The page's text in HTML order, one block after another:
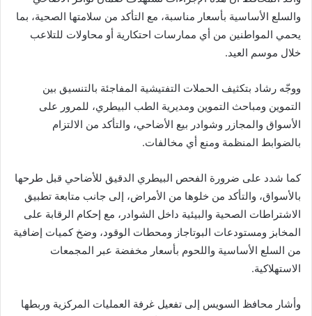
والسلع الأساسية بأسعار مناسبة، مع التأكد من سلامتها الصحية، بما
يحمي المواطنين من أي ممارسات احتكارية أو محاولات للتلاعب
خلال موسم العيد.
ووجّه رشاد بتكثيف الحملات التفتيشية المفاجئة بالتنسيق بين
التموين ومباحث التموين ومديرية الطب البيطري، للمرور على
الأسواق والمجازر وشوادر بيع الأضاحي، والتأكد من الالتزام
بالضوابط المنظمة ومنع أي مخالفات.
كما شدد على ضرورة الفحص البيطري الدقيق للأضاحي قبل طرحها
بالأسواق، والتأكد من خلوها من الأمراض، إلى جانب متابعة تطبيق
الاشتراطات الصحية والبيئية داخل الشوادر، مع إحكام الرقابة على
المخابز ومستودعات البوتاجاز ومحطات الوقود، وضخ كميات إضافية
من السلع الأساسية واللحوم بأسعار مخفضة عبر المجمعات
الاستهلاكية.
وأشار محافظ السويس إلى تفعيل غرفة العمليات المركزية وربطها